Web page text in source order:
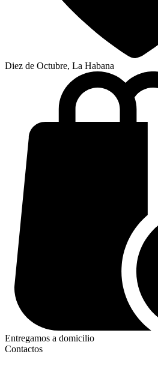
Diez de Octubre, La Habana
Entregamos a domicilio
Contactos